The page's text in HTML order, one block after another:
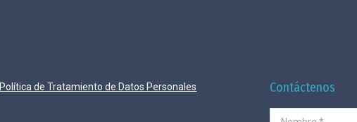
Política de Tratamiento de Datos Personales Contáctenos
Nombre *